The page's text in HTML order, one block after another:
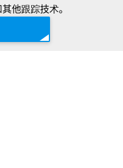
他跟踪技术。